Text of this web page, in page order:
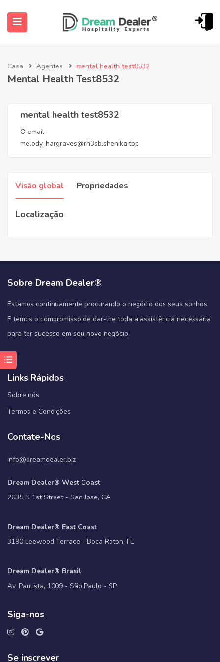
aberto (Português do Brasil)
Casa Agentes mental health test8532
Mental Health Test8532
mental health test8532
O email:
melody_hargraves@rh3sb.shenika.top
Visão global Propriedades
Localização
Sobre Dream Dealer®
Estamos continuamente procurando o negócio dos seus sonhos.
E temos o compromisso de dar-lhe toda a assistência necessária
para ter sucesso em seu novo negócio.
Links Rápidos
Sobre nós
Termos e Condições
Contate-Nos
info@dreamdealer.biz
Dream Dealer® West Coast
2635 N 1st Street - San Jose, CA
Dream Dealer® East Coast
3190 Leewood Terrace - Boca Raton, FL
Dream Dealer® Brasil
Av. Paulista, 1009 - São Paulo - SP
Siga-nos
Se inscrever